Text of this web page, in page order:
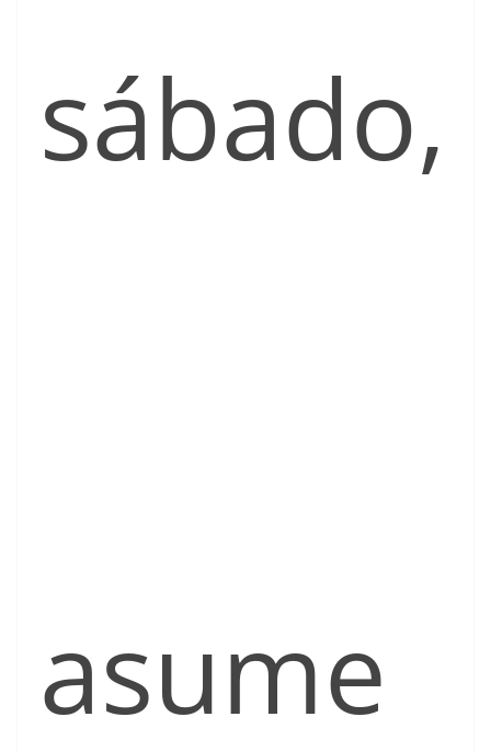
sábado,
asume